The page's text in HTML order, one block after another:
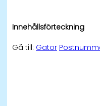
Innehållsförteckning
Gå till: Gator